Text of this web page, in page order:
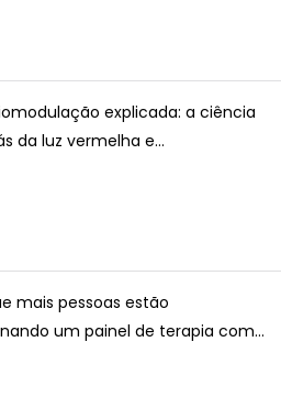
explicada: a ciência
da luz vermelha e
mais pessoas estão
um painel de terapia com